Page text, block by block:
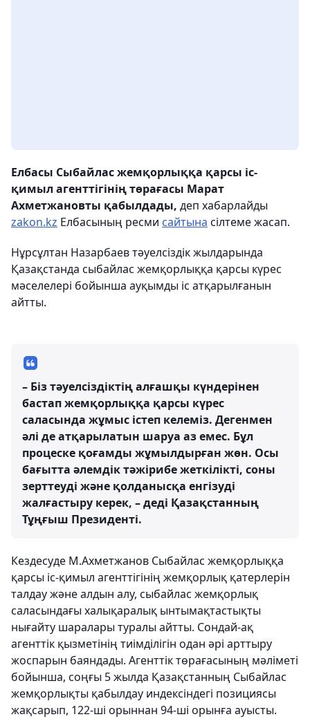
Елбасы Сыбайлас жемқорлыққа қарсы іс-
қимыл агенттігінің төрағасы Марат
Ахметжановты қабылдады, деп хабарлайды
zakon.kz Елбасының ресми сайтына сілтеме жасап.
Нұрсұлтан Назарбаев тәуелсіздік жылдарында
Қазақстанда сыбайлас жемқорлыққа қарсы күрес
мәселелері бойынша ауқымды іс атқарылғанын
айтты.
– Біз тәуелсіздіктің алғашқы күндерінен
бастап жемқорлыққа қарсы күрес
саласында жұмыс істеп келеміз. Дегенмен
әлі де атқарылатын шаруа аз емес. Бұл
процеске қоғамды жұмылдырған жөн. Осы
бағытта әлемдік тәжірибе жеткілікті, соны
зерттеуді және қолданысқа енгізуді
жалғастыру керек, – деді Қазақстанның
Тұңғыш Президенті.
Кездесуде М.Ахметжанов Сыбайлас жемқорлыққа
қарсы іс-қимыл агенттігінің жемқорлық қатерлерін
талдау және алдын алу, сыбайлас жемқорлық
саласындағы халықаралық ынтымақтастықты
нығайту шаралары туралы айтты. Сондай-ақ
агенттік қызметінің тиімділігін одан әрі арттыру
жоспарын баяндады. Агенттік төрағасының мәліметі
бойынша, соңғы 5 жылда Қазақстанның Сыбайлас
жемқорлықты қабылдау индексіндегі позициясы
жақсарып, 122-ші орыннан 94-ші орынға ауысты.